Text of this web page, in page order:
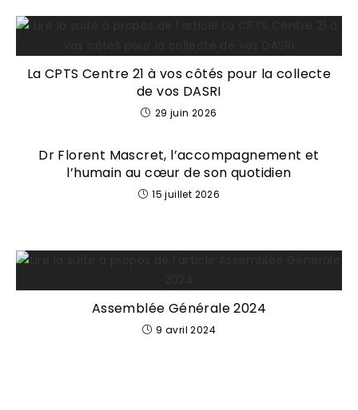
La CPTS Centre 21 à vos côtés pour la collecte
de vos DASRI
29 juin 2026
Dr Florent Mascret, l’accompagnement et
l’humain au cœur de son quotidien
15 juillet 2026
Assemblée Générale 2024
9 avril 2024